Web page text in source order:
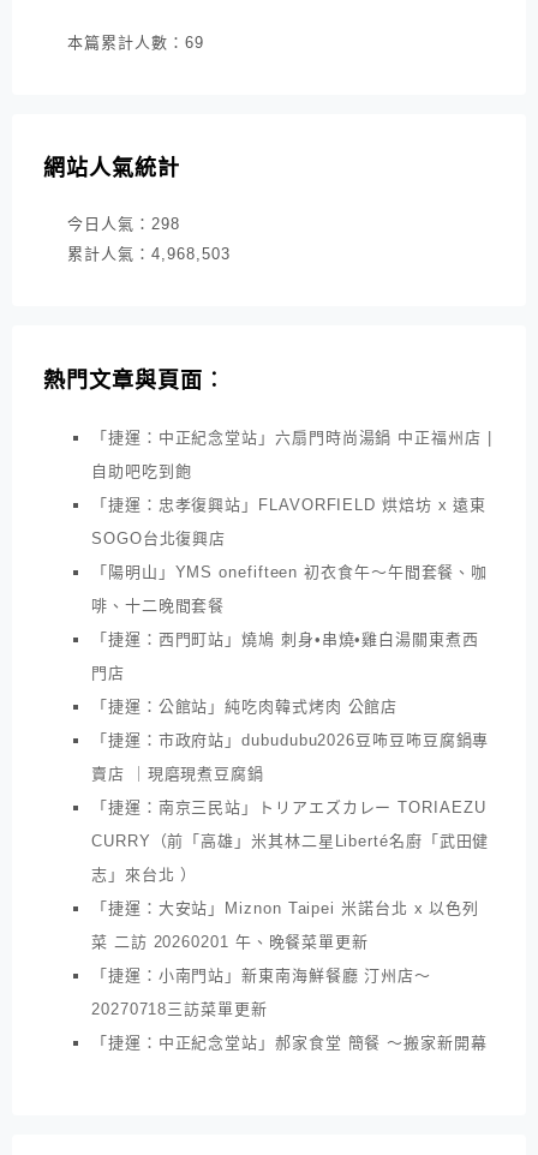
本篇累計人數： 69
網站人氣統計
今日人氣： 298
累計人氣： 4,968,503
熱門文章與頁面︰
「捷運：中正紀念堂站」六扇門時尚湯鍋 中正福州店 |
自助吧吃到飽
「捷運：忠孝復興站」FLAVORFIELD 烘焙坊 x 遠東
SOGO台北復興店
「陽明山」YMS onefifteen 初衣食午～午間套餐、咖
啡、十二晚間套餐
「捷運：西門町站」燒鳩 刺身•串燒•雞白湯關東煮西
門店
「捷運：公館站」純吃肉韓式烤肉 公館店
「捷運：市政府站」dubudubu2026豆咘豆咘豆腐鍋專
賣店 ｜現磨現煮豆腐鍋
「捷運：南京三民站」トリアエズカレー TORIAEZU
CURRY（前「高雄」米其林二星Liberté名廚「武田健
志」來台北 ）
「捷運：大安站」Miznon Taipei 米諾台北 x 以色列
菜 二訪 20260201 午、晚餐菜單更新
「捷運：小南門站」新東南海鮮餐廳 汀州店～
20270718三訪菜單更新
「捷運：中正紀念堂站」郝家食堂 簡餐 ～搬家新開幕